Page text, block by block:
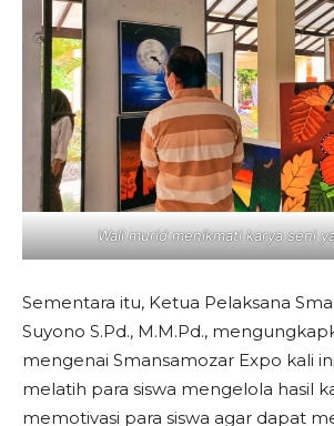
Wali murid menikmati karya seni
Sementara itu, Ketua Pelaksana
Suyono S.Pd., M.M.Pd.,
mengenai Smansamozar Expo kali
melatih para siswa mengelola hasil
memotivasi para siswa agar dapat